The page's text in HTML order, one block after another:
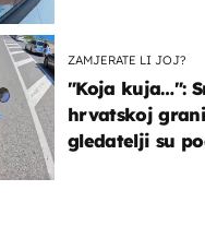
ZAMJERATE LI JOJ?
"Koja kuja…":
hrvatskoj
gledatelji su